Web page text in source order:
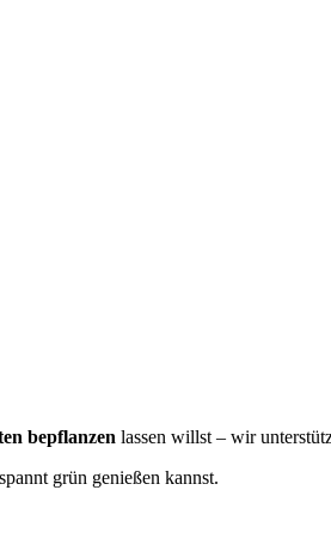
bepflanzen lassen willst – wir
grün genießen kannst.